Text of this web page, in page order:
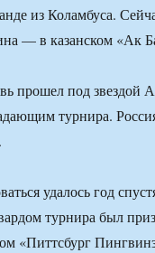
из Коламбуса.
— в казанском «Ак
прошел под звездой
турнира.
удалось год
турнира был
«Питтсбург